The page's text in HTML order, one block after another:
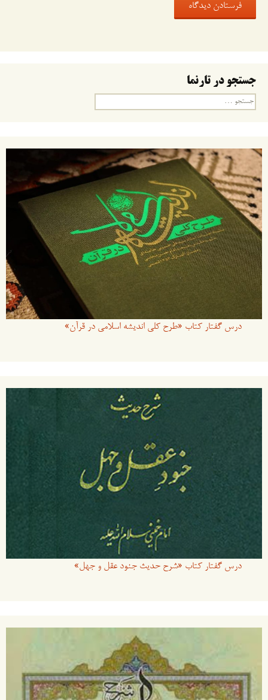
جستجو در تارنما
جستجو
درس گفتار کتاب «طرح کلی اندیشه اسلامی در قرآن»
درس گفتار کتاب «شرح حدیث جنود عقل و جهل»